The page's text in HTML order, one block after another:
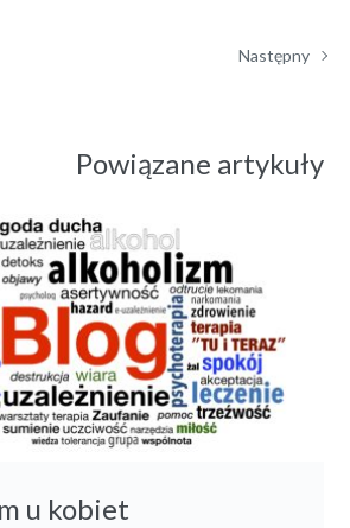
Następny
Powiązane artykuły
u kobiet